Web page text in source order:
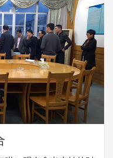
论是人或动物，植
个主宰它灵魂的神明，
中国人一…